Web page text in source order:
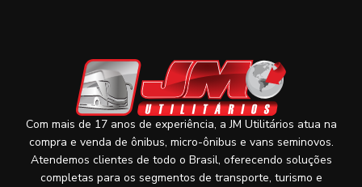
Com mais de 17 anos de experiência, a JM Utilitários atua na
compra e venda de ônibus, micro-ônibus e vans seminovos.
Atendemos clientes de todo o Brasil, oferecendo soluções
completas para os segmentos de transporte, turismo e